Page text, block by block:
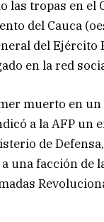
las tropas en el
del Cauca
del Ejército
en la red
muerto en
a la AFP un
de
una facción de